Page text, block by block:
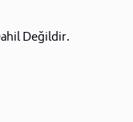
Değildir.